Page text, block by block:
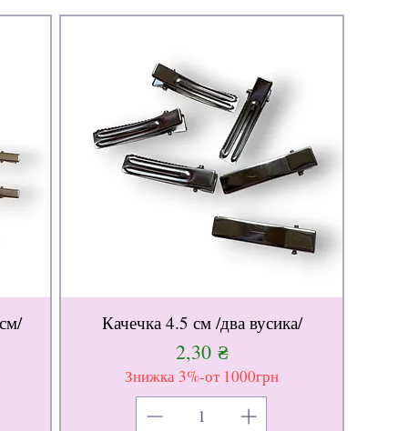
Качечка 4.5 см /два вусика/
Ціна
2,30 ₴
Знижка 3%-от 1000грн